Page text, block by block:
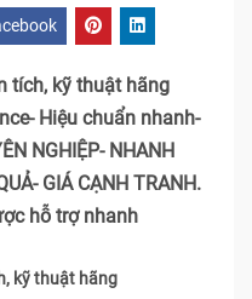
tích, kỹ thuật hãng
Hiệu chuẩn nhanh-
NGHIỆP- NHANH
GIÁ CẠNH TRANH.
hỗ trợ nhanh
kỹ thuật hãng